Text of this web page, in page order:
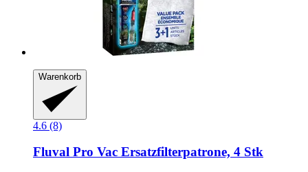
Warenkorb
4.6 (8)
Fluval Pro Vac Ersatzfilterpatrone, 4 Stk